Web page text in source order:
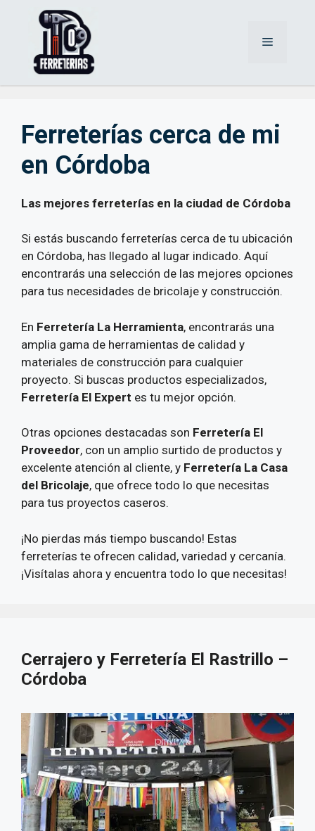
Menú
Ferreterías cerca de mi
en Córdoba
Las mejores ferreterías en la ciudad de Córdoba
Si estás buscando ferreterías cerca de tu ubicación
en Córdoba, has llegado al lugar indicado. Aquí
encontrarás una selección de las mejores opciones
para tus necesidades de bricolaje y construcción.
En Ferretería La Herramienta, encontrarás una
amplia gama de herramientas de calidad y
materiales de construcción para cualquier
proyecto. Si buscas productos especializados,
Ferretería El Expert es tu mejor opción.
Otras opciones destacadas son Ferretería El
Proveedor, con un amplio surtido de productos y
excelente atención al cliente, y Ferretería La Casa
del Bricolaje, que ofrece todo lo que necesitas
para tus proyectos caseros.
¡No pierdas más tiempo buscando! Estas
ferreterías te ofrecen calidad, variedad y cercanía.
¡Visítalas ahora y encuentra todo lo que necesitas!
Cerrajero y Ferretería El Rastrillo –
Córdoba